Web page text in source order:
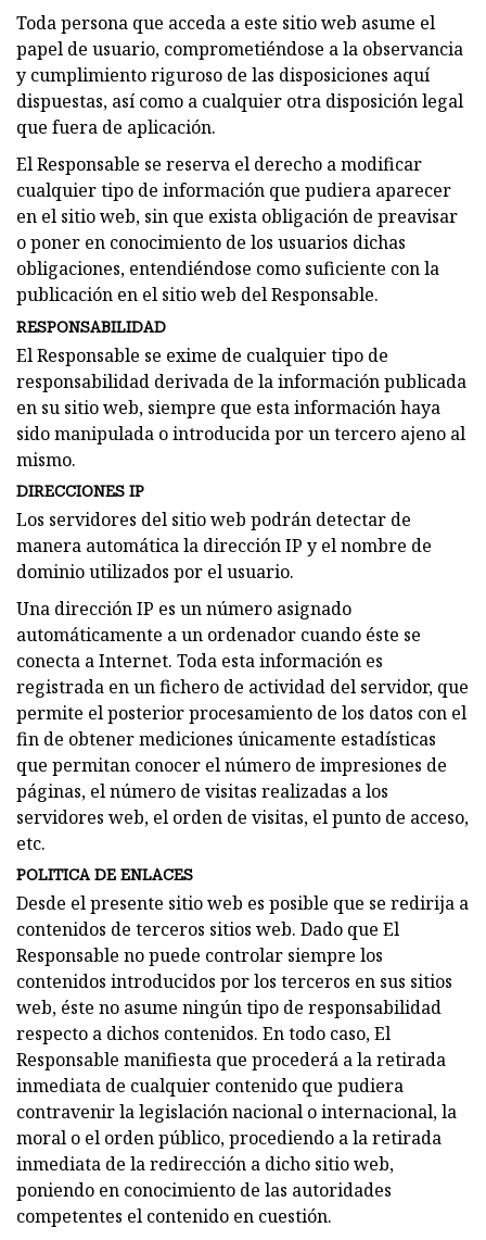
Toda persona que acceda a este sitio web asume el
papel de usuario, comprometiéndose a la observancia
y cumplimiento riguroso de las disposiciones aquí
dispuestas, así como a cualquier otra disposición legal
que fuera de aplicación.
El Responsable se reserva el derecho a modificar
cualquier tipo de información que pudiera aparecer
en el sitio web, sin que exista obligación de preavisar
o poner en conocimiento de los usuarios dichas
obligaciones, entendiéndose como suficiente con la
publicación en el sitio web del Responsable.
RESPONSABILIDAD
El Responsable se exime de cualquier tipo de
responsabilidad derivada de la información publicada
en su sitio web, siempre que esta información haya
sido manipulada o introducida por un tercero ajeno al
mismo.
DIRECCIONES IP
Los servidores del sitio web podrán detectar de
manera automática la dirección IP y el nombre de
dominio utilizados por el usuario.
Una dirección IP es un número asignado
automáticamente a un ordenador cuando éste se
conecta a Internet. Toda esta información es
registrada en un fichero de actividad del servidor, que
permite el posterior procesamiento de los datos con el
fin de obtener mediciones únicamente estadísticas
que permitan conocer el número de impresiones de
páginas, el número de visitas realizadas a los
servidores web, el orden de visitas, el punto de acceso,
etc.
POLITICA DE ENLACES
Desde el presente sitio web es posible que se redirija a
contenidos de terceros sitios web. Dado que El
Responsable no puede controlar siempre los
contenidos introducidos por los terceros en sus sitios
web, éste no asume ningún tipo de responsabilidad
respecto a dichos contenidos. En todo caso, El
Responsable manifiesta que procederá a la retirada
inmediata de cualquier contenido que pudiera
contravenir la legislación nacional o internacional, la
moral o el orden público, procediendo a la retirada
inmediata de la redirección a dicho sitio web,
poniendo en conocimiento de las autoridades
competentes el contenido en cuestión.